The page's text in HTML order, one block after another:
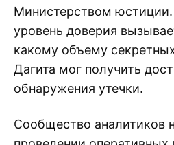
Министерством
уровень доверия
какому объему
Дагита мог получить
обнаружения утечки.
Сообщество аналитиков